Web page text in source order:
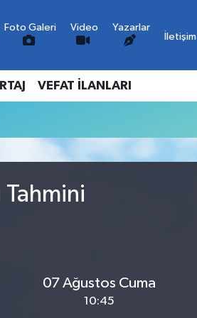
Foto Galeri Video
Yazarlar
İletişim
VEFAT İLANLARI
Tahmini
07 Ağustos Cuma
10:45